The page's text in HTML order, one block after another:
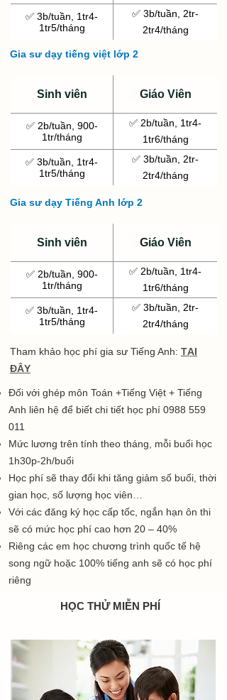
✅ 3b/tuần, 1tr4-
1tr5/tháng
✅ 3b/tuần, 2tr-
2tr4/tháng
Gia sư dạy tiếng việt lớp 2
Sinh viên Giáo Viên
✅ 2b/tuần, 900-
1tr/tháng
✅ 2b/tuần, 1tr4-
1tr6/tháng
✅ 3b/tuần, 1tr4-
1tr5/tháng
✅ 3b/tuần, 2tr-
2tr4/tháng
Gia sư dạy Tiếng Anh lớp 2
Sinh viên Giáo Viên
✅ 2b/tuần, 900-
1tr/tháng
✅ 2b/tuần, 1tr4-
1tr6/tháng
✅ 3b/tuần, 1tr4-
1tr5/tháng
✅ 3b/tuần, 2tr-
2tr4/tháng
Tham khảo học phí gia sư Tiếng Anh: TẠI
ĐÂY
​Đối với ghép môn Toán +Tiếng Việt + Tiếng
Anh liên hệ để biết chi tiết học phí 0988 559
011
Mức lương trên tính theo tháng, mỗi buổi học
1h30p-2h/buổi
Học phí sẽ thay đổi khi tăng giảm số buổi, thời
gian học, số lượng học viên…
Với các đăng ký học cấp tốc, ngắn hạn ôn thi
sẽ có mức học phí cao hơn 20 – 40%
Riêng các em học chương trình quốc tế hệ
song ngữ hoặc 100% tiếng anh sẽ có học phí
riêng
HỌC THỬ MIỄN PHÍ